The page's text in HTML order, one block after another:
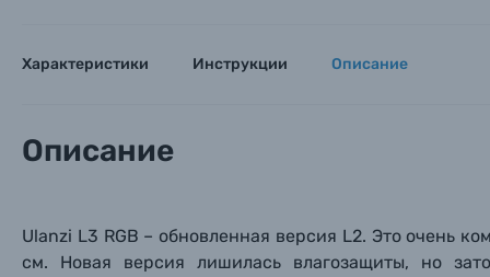
Мы
Мы
Фотокамеры моментальной печати
Видеокамеры
Характеристики Инструкции Описание
Описание
Ulanzi L3 RGB – обновленная версия L2. Это очень
см. Новая версия лишилась влагозащиты, но
Мы